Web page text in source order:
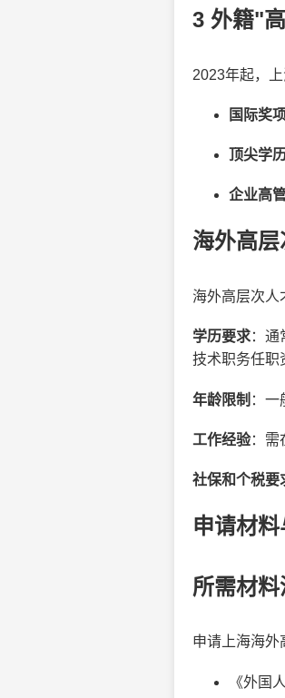
3 外籍"
2023年起，
国际奖
顶尖学
企业高
海外高
海外高层次人
学历要求：
技术职务任职
年龄限制 ：一
工作经验：需
社保和个税要
申请材
所需材料
申请上海海外
《外国